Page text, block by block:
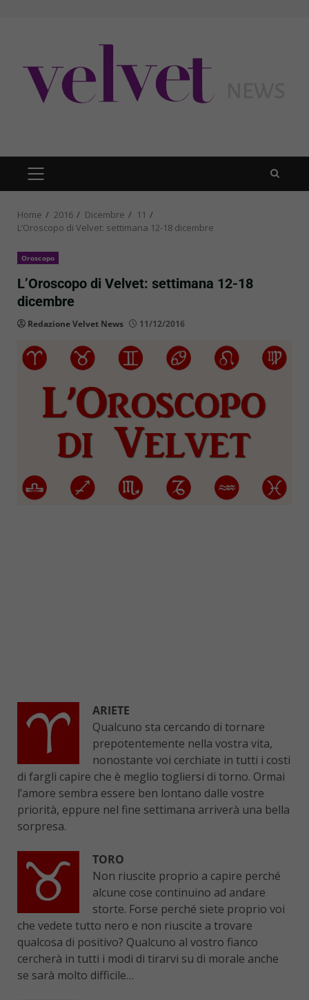
PRIMARY
MENU
Home 2016 Dicembre
11
L’Oroscopo di Velvet: settimana 12-18 dicembre
Oroscopo
L’Oroscopo di Velvet: settimana 12-18
dicembre
Redazione Velvet News 11/12/2016
ARIETE
Qualcuno sta cercando di tornare
prepotentemente nella vostra vita,
nonostante voi cerchiate in tutti i costi
di fargli capire che è meglio togliersi di torno. Ormai
l’amore sembra essere ben lontano dalle vostre
priorità, eppure nel fine settimana arriverà una bella
sorpresa.
TORO
Non riuscite proprio a capire perché
alcune cose continuino ad andare
storte. Forse perché siete proprio voi
che vedete tutto nero e non riuscite a trovare
qualcosa di positivo? Qualcuno al vostro fianco
cercherà in tutti i modi di tirarvi su di morale anche
se sarà molto difficile…